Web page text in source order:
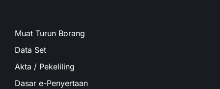
Muat Turun Borang
Data Set
Akta / Pekeliling
Dasar e-Penyertaan